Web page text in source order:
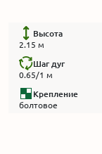
Вопросы
Гарантии
Вакансии
Высота
2.15 м
Шаг дуг
0.65/1 м
Крепление
болтовое